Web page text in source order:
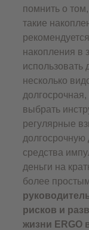
помнить о
такие
накопления в
использовать
несколько
выбрать
регулярные
долгосрочную
средства
деньги на
более
рисков и
жизни ERGO